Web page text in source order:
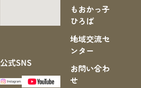
公式SNS
もおかっ子
ひろば
地域交流セ
ンター
お問い合わ
せ